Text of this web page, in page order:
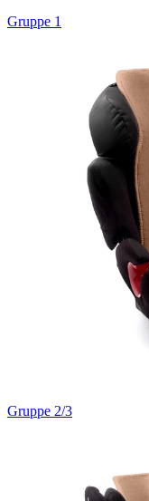
Gruppe 1
Gruppe 2/3